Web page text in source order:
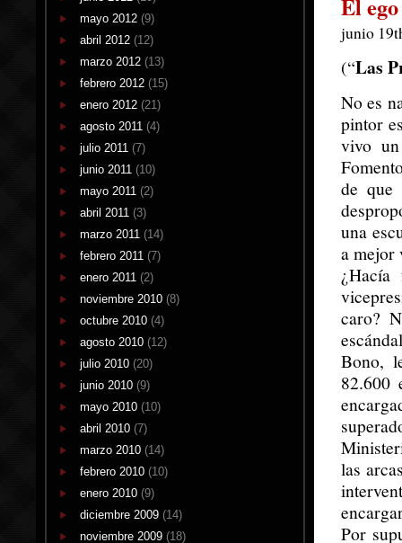
mayo 2012 (9)
abril 2012 (12)
marzo 2012 (13)
febrero 2012 (15)
enero 2012 (21)
agosto 2011 (4)
julio 2011 (7)
junio 2011 (10)
mayo 2011 (2)
abril 2011 (3)
marzo 2011 (14)
febrero 2011 (7)
enero 2011 (2)
noviembre 2010 (8)
octubre 2010 (4)
agosto 2010 (12)
julio 2010 (20)
junio 2010 (9)
mayo 2010 (10)
abril 2010 (7)
marzo 2010 (14)
febrero 2010 (10)
enero 2010 (9)
diciembre 2009 (14)
noviembre 2009 (18)
El
junio
(“Las
No es
pintor
vivo
de que
una
a mejor
caro?
Bono,
82.600
las
Por